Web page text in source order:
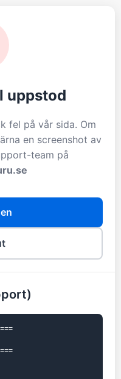
uppstod
fel på vår sida. Om
en screenshot av
team på